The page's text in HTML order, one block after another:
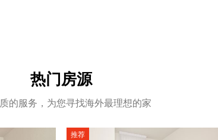
热门房源
的服务，为您寻找海外最理想的家
推荐